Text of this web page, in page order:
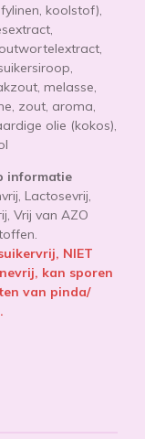
koolstof),
melasse,
zout, aroma,
olie (kokos),
informatie
Lactosevrij,
Vrij van AZO
NIET
kan sporen
van pinda/